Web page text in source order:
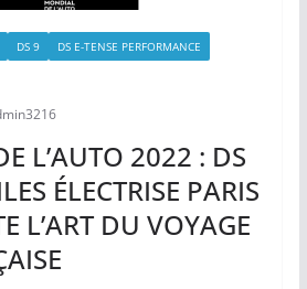
DS 9
DS E-TENSE PERFORMANCE
L’AUTO 2022 : DS
ÉLECTRISE PARIS
L’ART DU VOYAGE